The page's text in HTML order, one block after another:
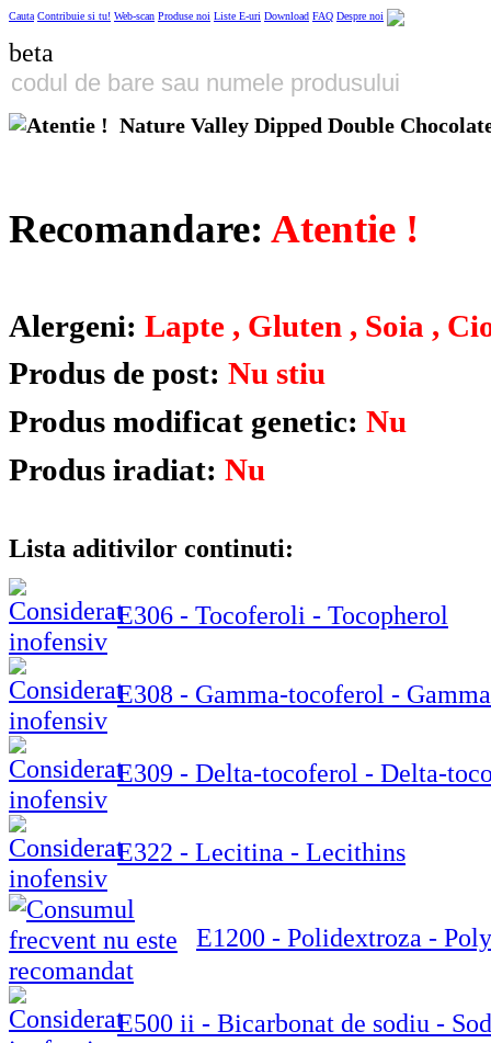
Cauta Contribuie si tu! Web-scan Produse noi Liste E-uri Download FAQ Despre noi
beta
Nature Valley Dipped Double
Recomandare: Atentie !
Alergeni: Lapte , Gluten , Soia ,
Produs de post: Nu stiu
Produs modificat genetic: Nu
Produs iradiat: Nu
Lista aditivilor continuti:
E306 - Tocoferoli - Tocopherol
E308 - Gamma-tocoferol -
E309 - Delta-tocoferol - Delta-
E322 - Lecitina - Lecithins
E1200 - Polidextroza -
E500 ii - Bicarbonat de sodiu -